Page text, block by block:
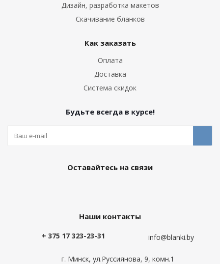
Дизайн, разработка макетов
Скачивание бланков
Как заказать
Оплата
Доставка
Система скидок
Будьте всегда в курсе!
Оставайтесь на связи
Наши контакты
+ 375 17 323-23-31 info@blanki.by
г. Минск, ул.Руссиянова, 9, комн.1